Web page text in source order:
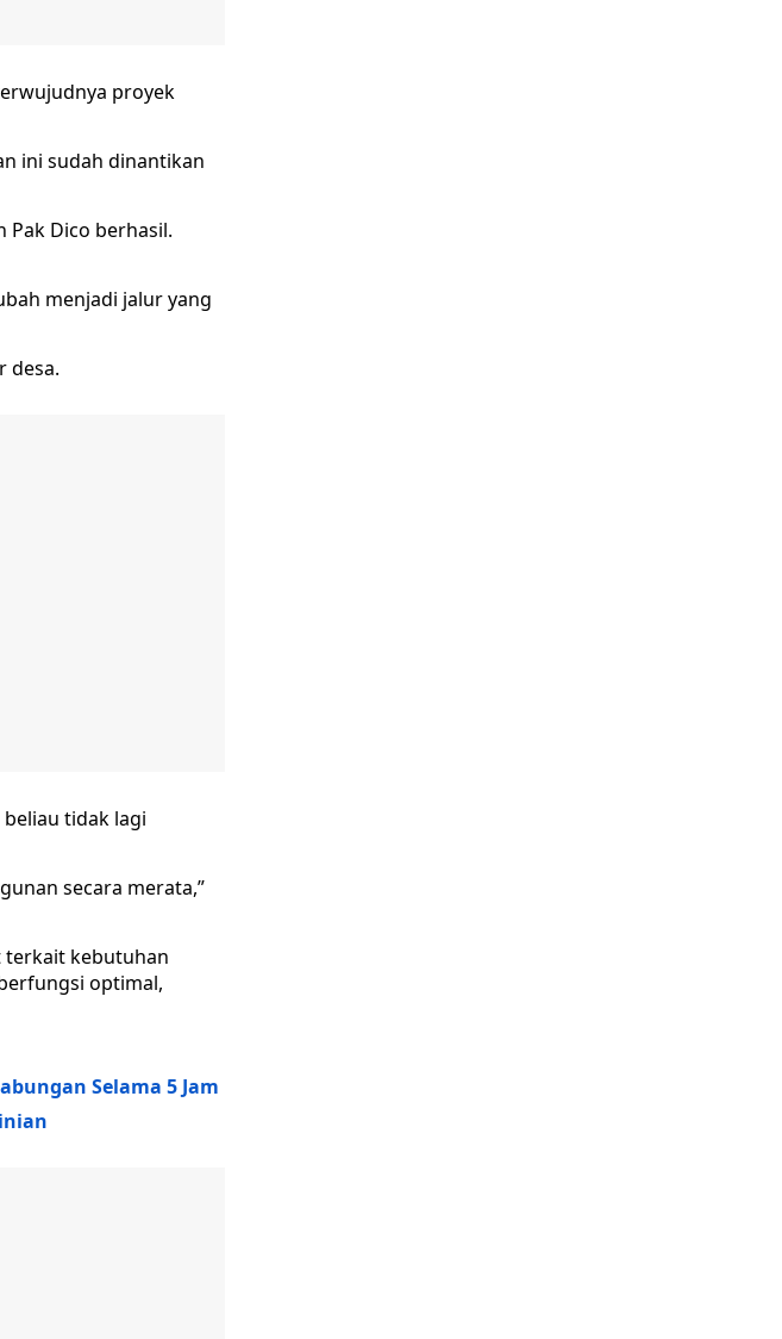
proyek
ini sudah dinantikan
Pak Dico berhasil.
menjadi jalur yang
desa.
tidak lagi
secara merata,”
terkait kebutuhan
optimal,
Selama 5 Jam